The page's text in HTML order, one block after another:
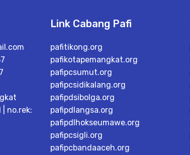
| no.rek:
Link Cabang Pafi
pafitikong.org
pafikotapemangkat.org
pafipcsumut.org
pafipcsidikalang.org
pafipdsibolga.org
pafipdlangsa.org
pafipdlhokseumawe.org
pafipcsigli.org
pafipcbandaaceh.org